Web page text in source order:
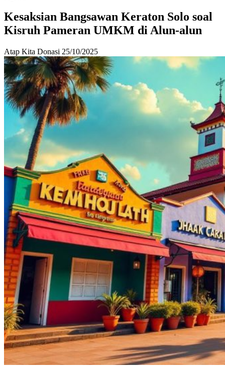
Kesaksian Bangsawan Keraton Solo soal
Kisruh Pameran UMKM di Alun-alun
Atap Kita Donasi 25/10/2025